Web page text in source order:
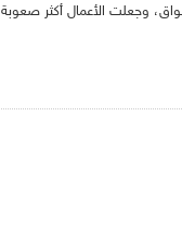
وجعلت الأعمال أكثر صعوبة